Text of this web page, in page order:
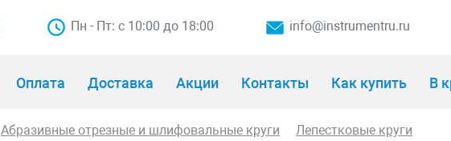
Пн - Пт: с 10:00 до 18:00 info@instrumentru.ru
Оплата Доставка Акции Контакты Как купить В
Абразивные отрезные и шлифовальные круги Лепестковые круги